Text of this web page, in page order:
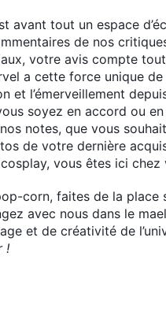
avant tout un espace
de nos
votre avis compte
a cette force unique
et l’émerveillement
soyez en accord ou en
notes, que vous
de votre dernière
vous êtes ici chez
corn, faites de la place
avec nous dans le
et de créativité de
!